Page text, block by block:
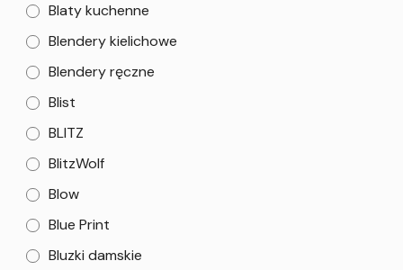
Blaty kuchenne
Blendery kielichowe
Blendery ręczne
Blist
BLITZ
BlitzWolf
Blow
Blue Print
Bluzki damskie